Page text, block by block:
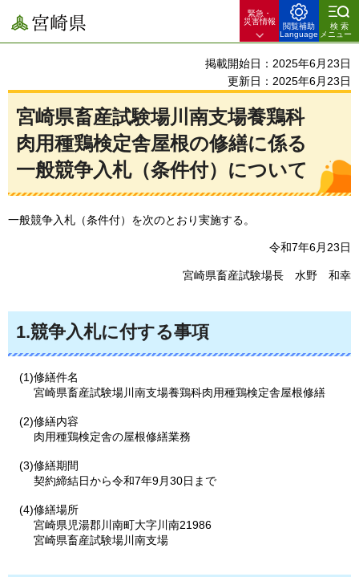
宮崎県
緊急・
災害情報
閲覧補助
Language
検索
メニュー
掲載開始日：2025年6月23日
更新日：2025年6月23日
宮崎県畜産試験場川南支場養鶏科
肉用種鶏検定舎屋根の修繕に係る
一般競争入札（条件付）について
一般競争入札（条件付）を次のとおり実施する。
令和7年6月23日
宮崎県畜産試験場長 水野 和幸
1.競争入札に付する事項
(1)修繕件名
宮崎県畜産試験場川南支場養鶏科肉用種鶏検定舎屋根修繕
(2)修繕内容
肉用種鶏検定舎の屋根修繕業務
(3)修繕期間
契約締結日から令和7年9月30日まで
(4)修繕場所
宮崎県児湯郡川南町大字川南21986
宮崎県畜産試験場川南支場